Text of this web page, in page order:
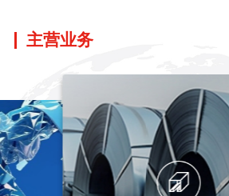
主营业务